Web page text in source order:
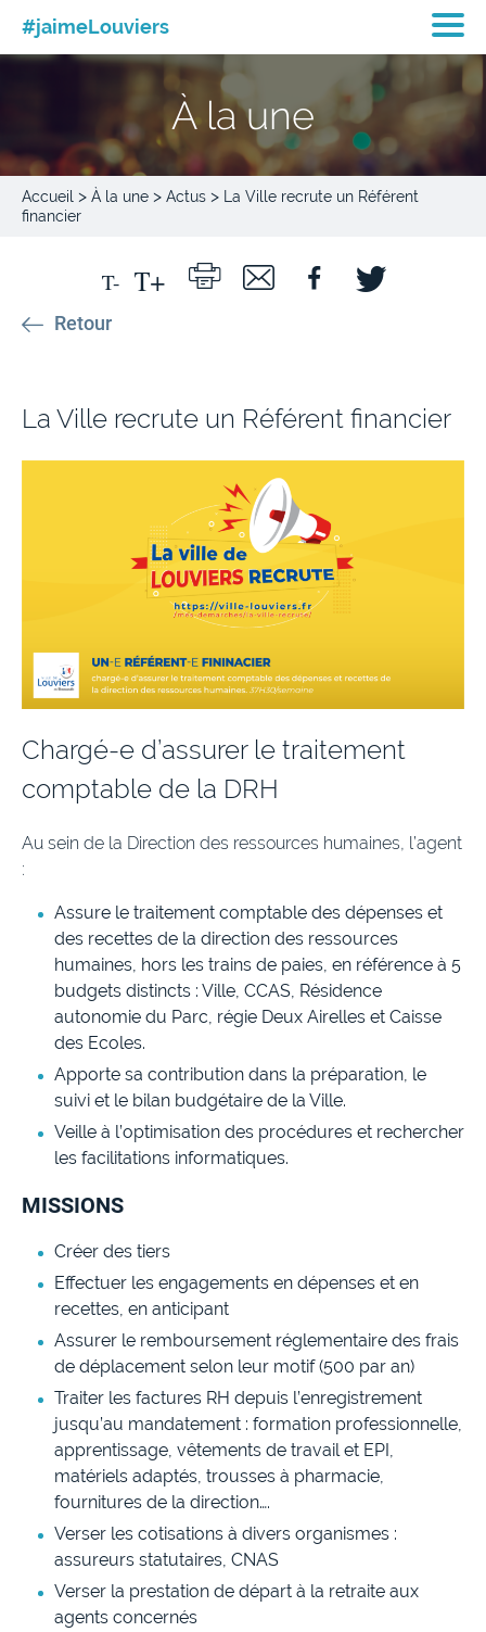
#jaimeLouviers
À la une
Accueil > À la une > Actus >
La Ville recrute un Référent
financier
Retour
La Ville recrute un Référent financier
Chargé-e d’assurer le traitement
comptable de la DRH
Au sein de la Direction des ressources humaines, l’agent
:
Assure le traitement comptable des dépenses et
des recettes de la direction des ressources
humaines, hors les trains de paies, en référence à 5
budgets distincts : Ville, CCAS, Résidence
autonomie du Parc, régie Deux Airelles et Caisse
des Ecoles.
Apporte sa contribution dans la préparation, le
suivi et le bilan budgétaire de la Ville.
Veille à l’optimisation des procédures et rechercher
les facilitations informatiques.
MISSIONS
Créer des tiers
Effectuer les engagements en dépenses et en
recettes, en anticipant
Assurer le remboursement réglementaire des frais
de déplacement selon leur motif (500 par an)
Traiter les factures RH depuis l’enregistrement
jusqu’au mandatement : formation professionnelle,
apprentissage, vêtements de travail et EPI,
matériels adaptés, trousses à pharmacie,
fournitures de la direction….
Verser les cotisations à divers organismes :
assureurs statutaires, CNAS
Verser la prestation de départ à la retraite aux
agents concernés